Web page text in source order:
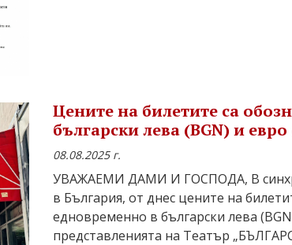
Цените на билетите са
български лева (BGN) и евро
08.08.2025 г.
УВАЖАЕМИ ДАМИ И ГОСПОДА, В
в България, от днес цените на
едновременно в български лева
представленията на Театър